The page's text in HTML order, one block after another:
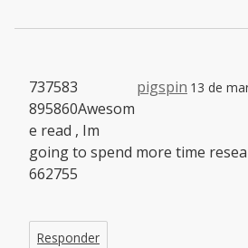
pigspin 13 de
737583
895860Awesom
e read , Im
going to spend more time
662755
Responder